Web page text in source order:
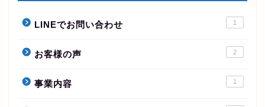
LINEでお問い合わせ 1
お客様の声 2
事業内容 1